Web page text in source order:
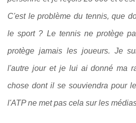
C'est le problème du tennis, que
le sport ? Le tennis ne protège
protège jamais les joueurs. Je
l'autre jour et je lui ai donné ma
chose dont il se souviendra pour
l'ATP ne met pas cela sur les